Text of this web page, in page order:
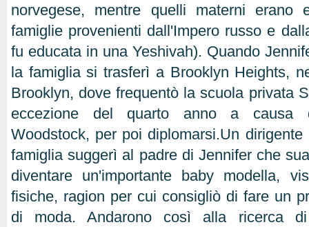
norvegese, mentre quelli materni erano
famiglie provenienti dall'Impero russo e
fu educata in una Yeshivah). Quando
la famiglia si trasferì a Brooklyn Heights,
Brooklyn, dove frequentò la scuola privata
eccezione del quarto anno a causa
Woodstock, per poi diplomarsi.Un
famiglia suggerì al padre di Jennifer che
diventare un'importante baby modella,
fisiche, ragion per cui consigliò di fare un
di moda. Andarono così alla ricerca di